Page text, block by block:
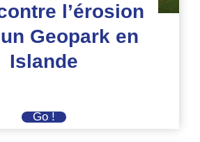
l’érosion
Geopark en
Islande
Go ! Lutte
contre
l’érosion
dans
un